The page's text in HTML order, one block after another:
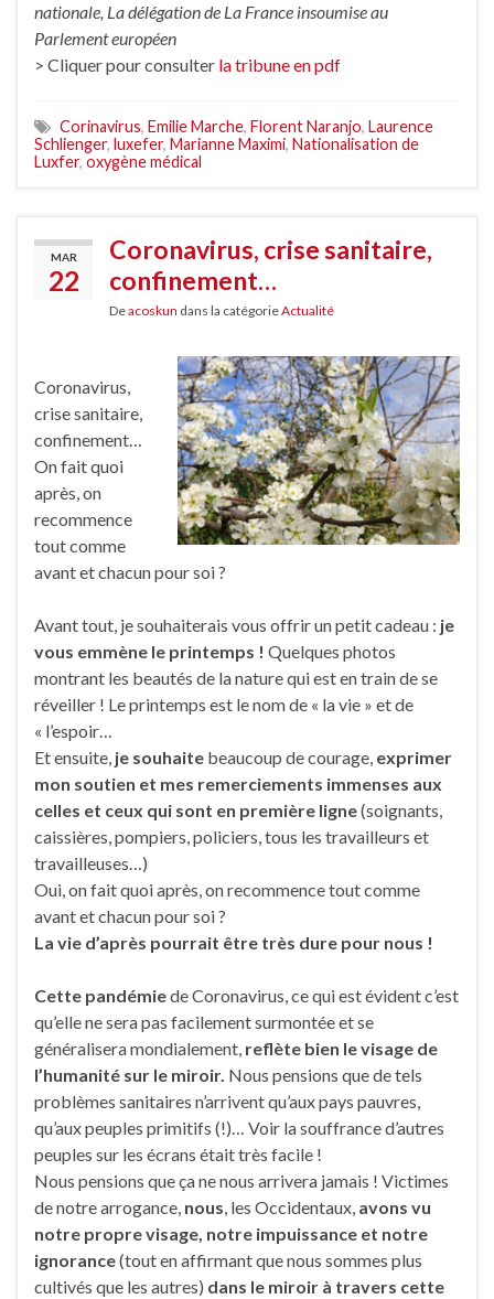
nationale, La délégation de La France insoumise au
Parlement européen
> Cliquer pour consulter la tribune en pdf
Corinavirus, Emilie Marche, Florent Naranjo, Laurence
Schlienger, luxefer, Marianne Maximi, Nationalisation de
Luxfer, oxygène médical
MAR
22
Coronavirus, crise sanitaire,
confinement…
Deacoskun dans la catégorieActualité
Coronavirus,
crise sanitaire,
confinement…
On fait quoi
après, on
recommence
tout comme
avant et chacun pour soi ?
Avant tout, je souhaiterais vous offrir un petit cadeau : je
vous emmène le printemps ! Quelques photos
montrant les beautés de la nature qui est en train de se
réveiller ! Le printemps est le nom de « la vie » et de
« l’espoir…
Et ensuite, je souhaite beaucoup de courage, exprimer
mon soutien et mes remerciements immenses aux
celles et ceux qui sont en première ligne(soignants,
caissières, pompiers, policiers, tous les travailleurs et
travailleuses…)
Oui, on fait quoi après, on recommence tout comme
avant et chacun pour soi ?
La vie d’après pourrait être très dure pour nous !
Cette pandémiede Coronavirus, ce qui est évident c’est
qu’elle ne sera pas facilement surmontée et se
généralisera mondialement, reflète bien le visage de
l’humanité sur le miroir. Nous pensions que de tels
problèmes sanitaires n’arrivent qu’aux pays pauvres,
qu’aux peuples primitifs (!)… Voir la souffrance d’autres
peuples sur les écrans était très facile !
Nous pensions que ça ne nous arrivera jamais ! Victimes
de notre arrogance, nous, les Occidentaux, avons vu
notre propre visage, notre impuissance et notre
ignorance(tout en affirmant que nous sommes plus
cultivés que les autres) dans le miroir à travers cette